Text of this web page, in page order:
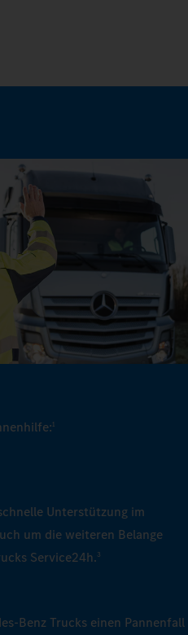
1
Unterstützung im
um die weiteren Belange
Service24h.3
Trucks einen Pannenfall